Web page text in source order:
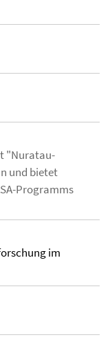
"Nuratau-
und bietet
Programms
im